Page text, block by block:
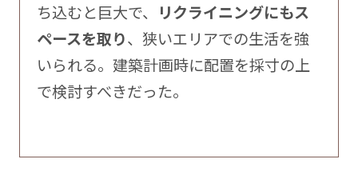
ち込むと巨大で、 リクライニングにもス
ペースを取り、狭いエリアでの生活を強
いられる。建築計画時に配置を採寸の上
で検討すべきだった。